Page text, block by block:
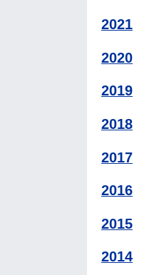
2021
2020
2019
2018
2017
2016
2015
2014